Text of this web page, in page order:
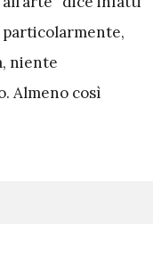
particolarmente,
niente
Almeno così